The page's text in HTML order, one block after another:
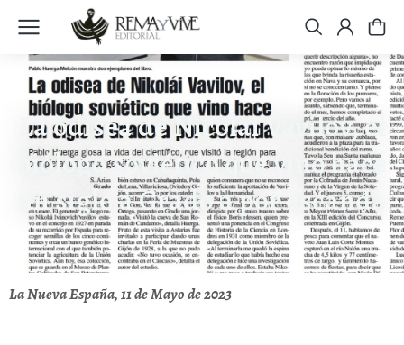
La odisea de Nicolai Vavilov, el
biólogo soviético que vino hace
un siglo a Grado a por escanda
La Nueva España, 11 de Mayo de 2023